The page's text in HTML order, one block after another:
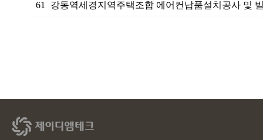
61 강동역세경지역주택조합 에어컨납품설치공사 및